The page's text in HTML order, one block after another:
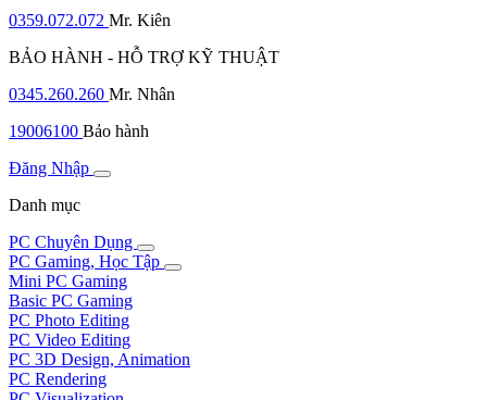
0359.072.072 Mr. Kiên
BẢO HÀNH - HỖ TRỢ KỸ THUẬT
0345.260.260 Mr. Nhân
19006100 Bảo hành
Đăng Nhập
Danh mục
PC Chuyên Dụng
PC Gaming, Học Tập
Mini PC Gaming
Basic PC Gaming
PC Photo Editing
PC Video Editing
PC 3D Design, Animation
PC Rendering